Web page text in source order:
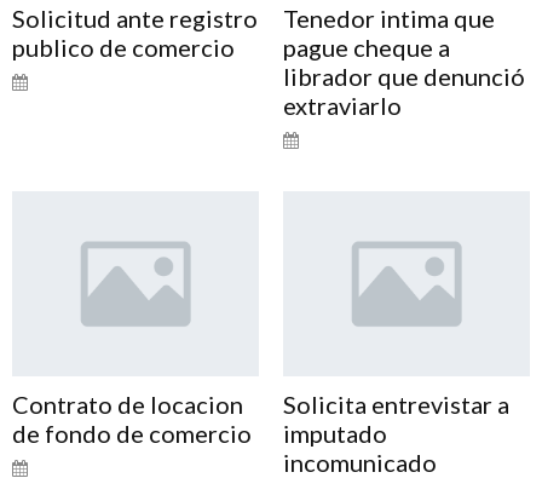
Solicitud ante registro
publico de comercio
Tenedor intima que
pague cheque a
librador que denunció
extraviarlo
Contrato de locacion
de fondo de comercio
Solicita entrevistar a
imputado
incomunicado